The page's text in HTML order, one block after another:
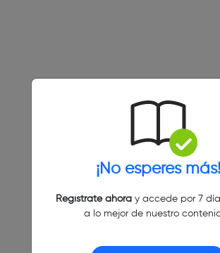
¡No esperes más!
Regístrate ahoray accede por 7
a lo mejor de nuestro